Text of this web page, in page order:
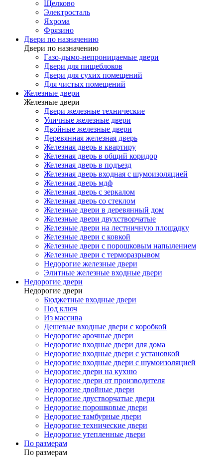
Щелково
Электросталь
Яхрома
Фрязино
Двери по назначению
Двери по назначению
Газо-дымо-непроницаемые двери
Двери для пищеблоков
Двери для сухих помещений
Для чистых помещений
Железные двери
Железные двери
Двери железные технические
Уличные железные двери
Двойные железные двери
Деревянная железная дверь
Железная дверь в квартиру
Железная дверь в общий коридор
Железная дверь в подъезд
Железная дверь входная с шумоизоляцией
Железная дверь мдф
Железная дверь с зеркалом
Железная дверь со стеклом
Железные двери в деревянный дом
Железные двери двухстворчатые
Железные двери на лестничную площадку
Железные двери с ковкой
Железные двери с порошковым напылением
Железные двери с терморазрывом
Недорогие железные двери
Элитные железные входные двери
Недорогие двери
Недорогие двери
Бюджетные входные двери
Под ключ
Из массива
Дешевые входные двери с коробкой
Недорогие арочные двери
Недорогие входные двери для дома
Недорогие входные двери с установкой
Недорогие входные двери с шумоизоляцией
Недорогие двери на кухню
Недорогие двери от производителя
Недорогие двойные двери
Недорогие двустворчатые двери
Недорогие порошковые двери
Недорогие тамбурные двери
Недорогие технические двери
Недорогие утепленные двери
По размерам
По размерам